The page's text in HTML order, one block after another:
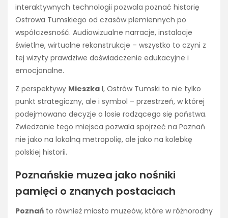
interaktywnych technologii pozwala poznać historię
Ostrowa Tumskiego od czasów plemiennych po
współczesność. Audiowizualne narracje, instalacje
świetlne, wirtualne rekonstrukcje – wszystko to czyni z
tej wizyty prawdziwe doświadczenie edukacyjne i
emocjonalne.
Z perspektywy Mieszka I, Ostrów Tumski to nie tylko
punkt strategiczny, ale i symbol – przestrzeń, w której
podejmowano decyzje o losie rodzącego się państwa.
Zwiedzanie tego miejsca pozwala spojrzeć na Poznań
nie jako na lokalną metropolię, ale jako na kolebkę
polskiej historii.
Poznańskie muzea jako nośniki
pamięci o znanych postaciach
Poznań to również miasto muzeów, które w różnorodny